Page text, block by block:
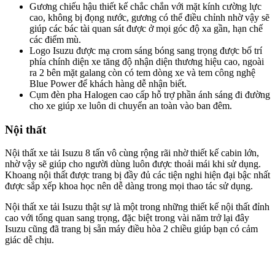
Gương chiếu hậu thiết kế chắc chắn với mặt kính cường lực
cao, không bị đọng nước, gương có thể điều chỉnh nhờ vậy sẽ
giúp các bác tài quan sát được ở mọi góc độ xa gần, hạn chế
các điểm mù.
Logo Isuzu được mạ crom sáng bóng sang trọng được bố trí
phía chính diện xe tăng độ nhận diện thương hiệu cao, ngoài
ra 2 bên mặt galang còn có tem dòng xe và tem công nghệ
Blue Power để khách hàng dễ nhận biết.
Cụm đèn pha Halogen cao cấp hỗ trợ phần ánh sáng đi đường
cho xe giúp xe luôn di chuyển an toàn vào ban đêm.
Nội thất
Nội thất xe tải Isuzu 8 tấn vô cùng rộng rãi nhờ thiết kế cabin lớn,
nhờ vậy sẽ giúp cho người dùng luôn được thoải mái khi sử dụng.
Khoang nội thất được trang bị đầy đủ các tiện nghi hiện đại bậc nhất
được sắp xếp khoa học nên dễ dàng trong mọi thao tác sử dụng.
Nội thất xe tải Isuzu thật sự là một trong những thiết kế nội thất đỉnh
cao với tổng quan sang trọng, đặc biệt trong vài năm trở lại đây
Isuzu cũng đã trang bị sẵn máy điều hòa 2 chiều giúp bạn có cảm
giác dễ chịu.